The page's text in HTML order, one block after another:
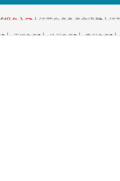
报名入口 | 江苏自考备考交流群 | 江
| 无锡自考 | 徐州自考 | 常州自考 |